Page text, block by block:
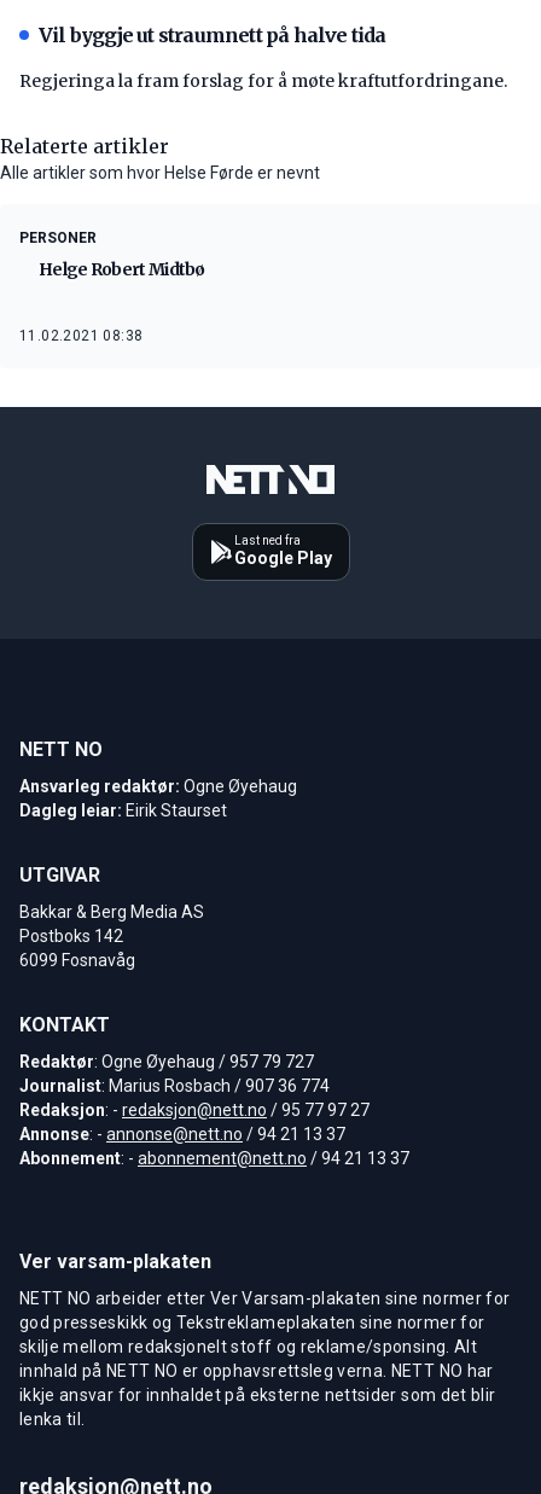
Vil byggje ut straumnett på halve tida
Regjeringa la fram forslag for å møte kraftutfordringane.
Relaterte artikler
Alle artikler som hvor Helse Førde er nevnt
PERSONER
Helge Robert Midtbø
11.02.2021 08:38
Last ned fra
Google Play
NETT NO
Ansvarleg redaktør: Ogne Øyehaug
Dagleg leiar: Eirik Staurset
UTGIVAR
Bakkar & Berg Media AS
Postboks 142
6099 Fosnavåg
KONTAKT
Redaktør: Ogne Øyehaug / 957 79 727
Journalist: Marius Rosbach / 907 36 774
Redaksjon: - redaksjon@nett.no / 95 77 97 27
Annonse: - annonse@nett.no / 94 21 13 37
Abonnement: - abonnement@nett.no / 94 21 13 37
Ver varsam-plakaten
NETT NO arbeider etter Ver Varsam-plakaten sine normer for
god presseskikk og Tekstreklameplakaten sine normer for
skilje mellom redaksjonelt stoff og reklame/sponsing. Alt
innhald på NETT NO er opphavsrettsleg verna. NETT NO har
ikkje ansvar for innhaldet på eksterne nettsider som det blir
lenka til.
redaksjon@nett.no